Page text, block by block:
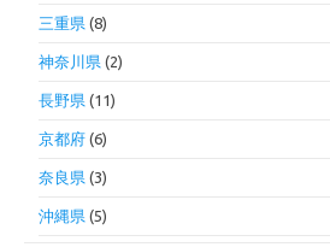
三重県 (8)
神奈川県 (2)
長野県 (11)
京都府 (6)
奈良県 (3)
沖縄県 (5)